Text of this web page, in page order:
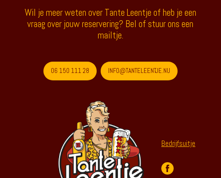
Wil je meer weten over Tante Leentje of heb je een
vraag over jouw reservering? Bel of stuur ons een
mailtje.
06 150 111 28 INFO@TANTELEENTJE.NU
Bedrijfsuitje